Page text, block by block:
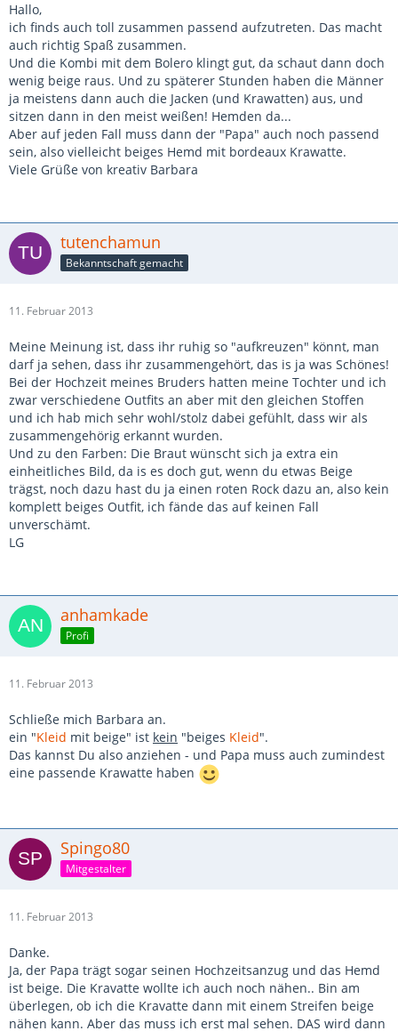
Hallo,
ich finds auch toll zusammen passend aufzutreten. Das macht
auch richtig Spaß zusammen.
Und die Kombi mit dem Bolero klingt gut, da schaut dann doch
wenig beige raus. Und zu späterer Stunden haben die Männer
ja meistens dann auch die Jacken (und Krawatten) aus, und
sitzen dann in den meist weißen! Hemden da...
Aber auf jeden Fall muss dann der "Papa" auch noch passend
sein, also vielleicht beiges Hemd mit bordeaux Krawatte.
Viele Grüße von kreativ Barbara
tutenchamun
Bekanntschaft gemacht
11. Februar 2013
Meine Meinung ist, dass ihr ruhig so "aufkreuzen" könnt, man
darf ja sehen, dass ihr zusammengehört, das is ja was Schönes!
Bei der Hochzeit meines Bruders hatten meine Tochter und ich
zwar verschiedene Outfits an aber mit den gleichen Stoffen
und ich hab mich sehr wohl/stolz dabei gefühlt, dass wir als
zusammengehörig erkannt wurden.
Und zu den Farben: Die Braut wünscht sich ja extra ein
einheitliches Bild, da is es doch gut, wenn du etwas Beige
trägst, noch dazu hast du ja einen roten Rock dazu an, also kein
komplett beiges Outfit, ich fände das auf keinen Fall
unverschämt.
LG
anhamkade
Profi
11. Februar 2013
Schließe mich Barbara an.
ein "Kleid mit beige" ist kein "beiges Kleid".
Das kannst Du also anziehen - und Papa muss auch zumindest
eine passende Krawatte haben
Spingo80
Mitgestalter
11. Februar 2013
Danke.
Ja, der Papa trägt sogar seinen Hochzeitsanzug und das Hemd
ist beige. Die Kravatte wollte ich auch noch nähen.. Bin am
überlegen, ob ich die Kravatte dann mit einem Streifen beige
nähen kann. Aber das muss ich erst mal sehen. DAS wird dann